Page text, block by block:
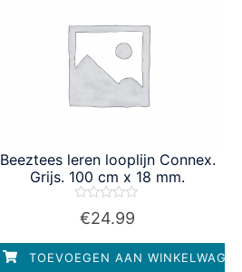
Beeztees leren looplijn Connex.
Grijs. 100 cm x 18 mm.
Waardering
0
5
€24.99
TOEVOEGEN AAN WINKELWAGEN